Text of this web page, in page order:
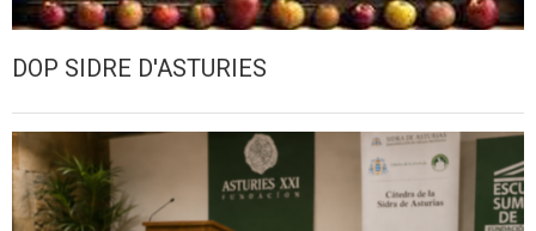
DOP SIDRE D'ASTURIES